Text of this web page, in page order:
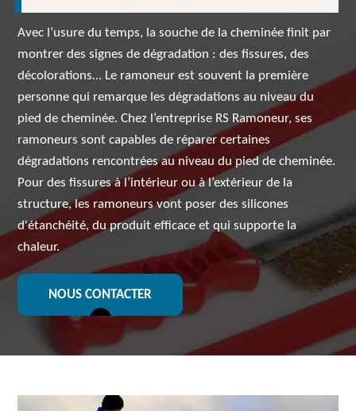
Avec l’usure du temps, la souche de la cheminée finit par
montrer des signes de dégradation : des fissures, des
décolorations… Le ramoneur est souvent la première
personne qui remarque les dégradations au niveau du
pied de cheminée. Chez l’entreprise RS Ramoneur, ses
ramoneurs sont capables de réparer certaines
dégradations rencontrées au niveau du pied de cheminée.
Pour des fissures à l’intérieur ou à l’extérieur de la
structure, les ramoneurs vont poser des silicones
d'étanchéité, du produit efficace et qui supporte la
chaleur.
NOUS CONTACTER